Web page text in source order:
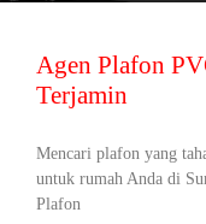
Agen Plafon
Terjamin
Mencari plafon yang
untuk rumah Anda di
Plafon